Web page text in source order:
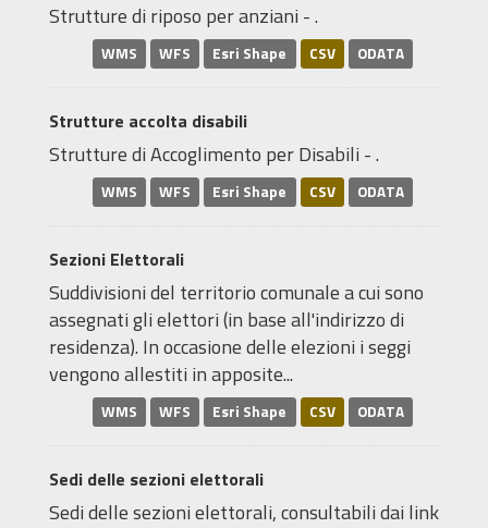
Strutture di riposo per anziani - .
WMS WFS Esri Shape CSV ODATA
Strutture accolta disabili
Strutture di Accoglimento per Disabili - .
WMS WFS Esri Shape CSV ODATA
Sezioni Elettorali
Suddivisioni del territorio comunale a cui sono
assegnati gli elettori (in base all'indirizzo di
residenza). In occasione delle elezioni i seggi
vengono allestiti in apposite...
WMS WFS Esri Shape CSV ODATA
Sedi delle sezioni elettorali
Sedi delle sezioni elettorali, consultabili dai link